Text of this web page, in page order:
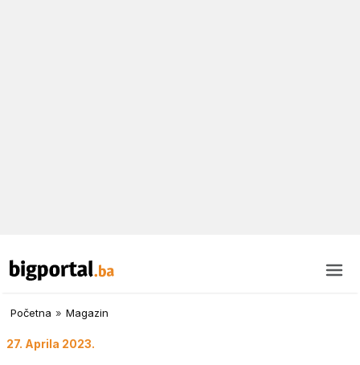
Početna » Magazin
27. Aprila 2023.